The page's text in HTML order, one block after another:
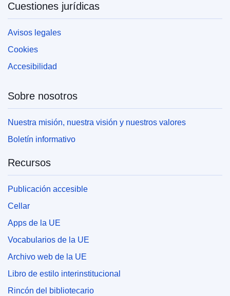
Cuestiones jurídicas
Avisos legales
Cookies
Accesibilidad
Sobre nosotros
Nuestra misión, nuestra visión y nuestros valores
Boletín informativo
Recursos
Publicación accesible
Cellar
Apps de la UE
Vocabularios de la UE
Archivo web de la UE
Libro de estilo interinstitucional
Rincón del bibliotecario